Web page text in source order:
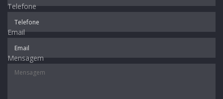
Telefone
Email
Mensagem